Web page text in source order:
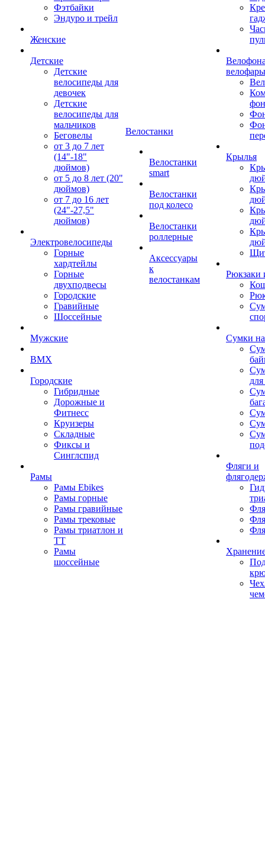
Фэтбайки
Эндуро и трейл
Женские
Детские
Детские
велосипеды для
девочек
Детские
велосипеды для
мальчиков
Беговелы
от 3 до 7 лет
(14"-18"
дюймов)
от 5 до 8 лет (20"
дюймов)
от 7 до 16 лет
(24"-27,5"
дюймов)
Электровелосипеды
Горные
хардтейлы
Горные
двухподвесы
Городские
Гравийные
Шоссейные
Мужские
BMX
Городские
Гибридные
Дорожные и
Фитнесс
Круизеры
Складные
Фиксы и
Синглспид
Рамы
Рамы Ebikes
Рамы горные
Рамы гравийные
Рамы трековые
Рамы триатлон и
ТТ
Рамы
шоссейные
Велостанки
Велостанки
smart
Велостанки
под колесо
Велостанки
роллерные
Аксессуары
к
велостанкам
велофары
Крылья
Рюкзаки
Сумки
Фляги и